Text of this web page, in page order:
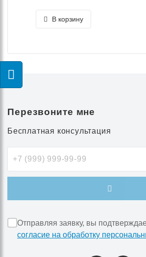
В корзину
Перезвоните мне
Бесплатная консультация
Отправляя заявку, вы
согласие на обработку